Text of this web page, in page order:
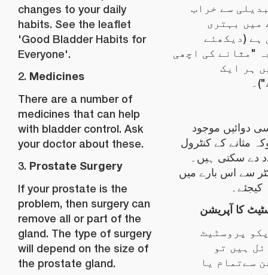
changes to your daily
habits. See the leaflet
'Good Bladder Habits for
Everyone'.
2. Medicines
There are a number of
medicines that can help
with bladder control. Ask
your doctor about these.
3. Prostate Surgery
If your prostate is the
problem, then surgery can
remove all or part of the
gland. The type of surgery
will depend on the size of
the prostate gland.
سے خراب
میں بہتری
ہے (دیکھئے
"مثانے کی اچھی
ہر ایک
دوائیں موجود
مثانے کے کنٹرول
دے سکتی ہیں۔
سے اس بارے میں
کا آپریشن
پروسٹیٹ
ہیں تو
سےتمام یا